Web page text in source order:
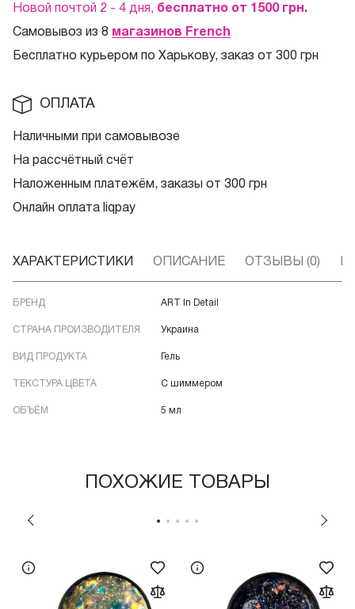
Новой почтой 2 - 4 дня, бесплатно от 1500 грн.
Самовывоз из 8 магазинов French
Бесплатно курьером по Харькову, заказ от 300 грн
ОПЛАТА
Наличными при самовывозе
На рассчётный счёт
Наложенным платежём, заказы от 300 грн
Онлайн оплата liqpay
ХАРАКТЕРИСТИКИ ОПИСАНИЕ ОТЗЫВЫ (0)
БРЕНД ART In Detail
СТРАНА ПРОИЗВОДИТЕЛЯ Украина
ВИД ПРОДУКТА Гель
ТЕКСТУРА ЦВЕТА С шиммером
ОБЪЁМ 5 мл
ПОХОЖИЕ ТОВАРЫ